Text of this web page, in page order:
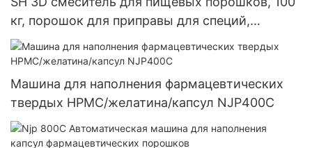
кг, порошок для приправы для специй,
барабанный порошок чили, блендер, машина
для смешивания
Машина для наполнения фармацевтических
твердых HPMC/желатина/капсул NJP400C